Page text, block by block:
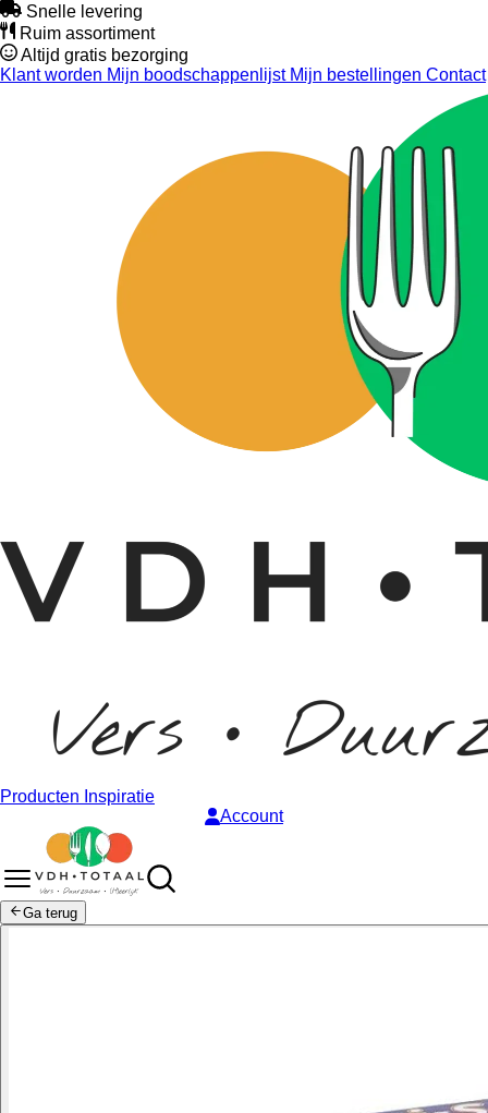
Snelle levering
Ruim assortiment
Altijd gratis bezorging
Klant worden Mijn boodschappenlijstMijn bestellingen Contact
Producten Inspiratie
Account
Ga terug